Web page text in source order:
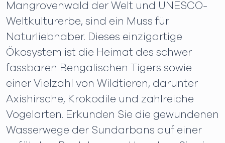
Mangrovenwald der Welt und UNESCO-
Weltkulturerbe, sind ein Muss für
Naturliebhaber. Dieses einzigartige
Ökosystem ist die Heimat des schwer
fassbaren Bengalischen Tigers sowie
einer Vielzahl von Wildtieren, darunter
Axishirsche, Krokodile und zahlreiche
Vogelarten. Erkunden Sie die gewundenen
Wasserwege der Sundarbans auf einer